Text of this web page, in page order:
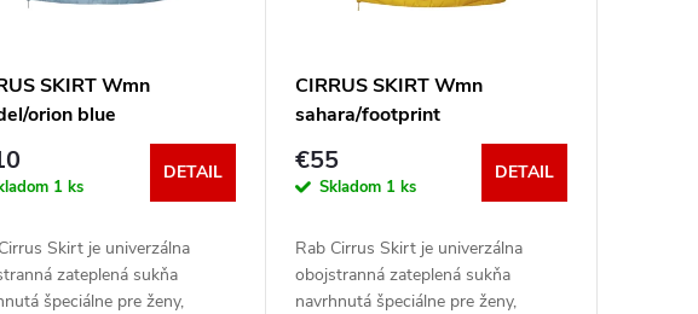
SKIRT Wmn
orion blue
1 ks
DETAIL
Skirt je univerzálna
zateplená sukňa
špeciálne pre ženy,
CIRRUS SKIRT Wmn
sahara/footprint
€55
Skladom 1 ks
DETAIL
Rab Cirrus Skirt je univerzálna
obojstranná zateplená sukňa
navrhnutá špeciálne pre ženy,